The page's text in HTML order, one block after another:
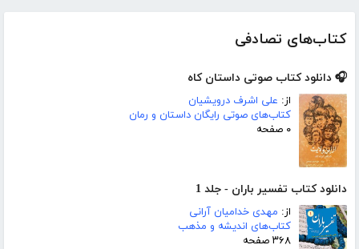
کتاب‌های تصادفی
🎧 دانلود کتاب صوتی داستان کاه
از: علی اشرف درویشیان
کتاب‌های صوتی رایگان داستان و رمان
۰ صفحه
دانلود کتاب تفسیر باران - جلد 1
از: مهدی خدامیان آرانی
کتاب‌های اندیشه و مذهب
۳۶۸ صفحه